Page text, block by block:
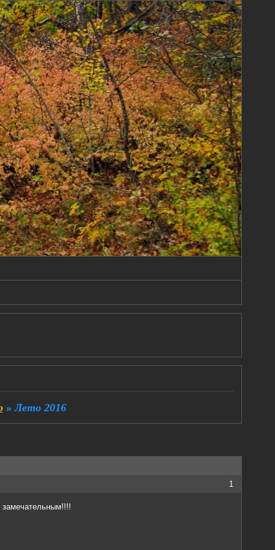
»Лето 2016
1
замечательным!!!!